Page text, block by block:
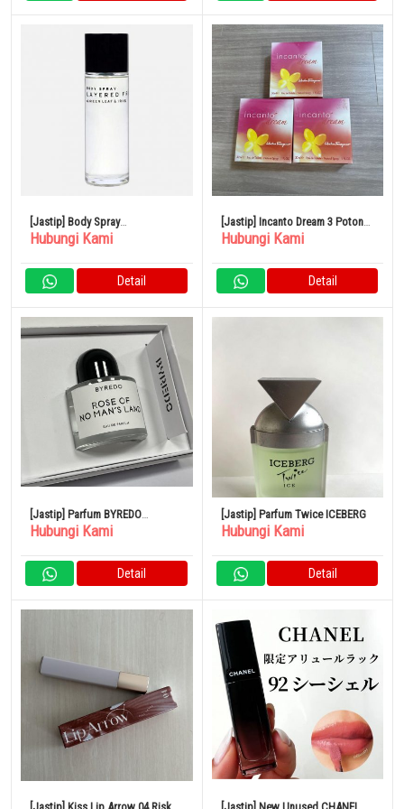
[Jastip] Body Spray
SHOLAYERED 100ml
Hubungi Kami
Detail
[Jastip] Incanto Dream 3 Potong
Set Parfum
Hubungi Kami
Detail
[Jastip] Parfum BYREDO
BLANCHE Blanche Eau de
Hubungi Kami
Detail
[Jastip] Parfum Twice ICEBERG
Hubungi Kami
Detail